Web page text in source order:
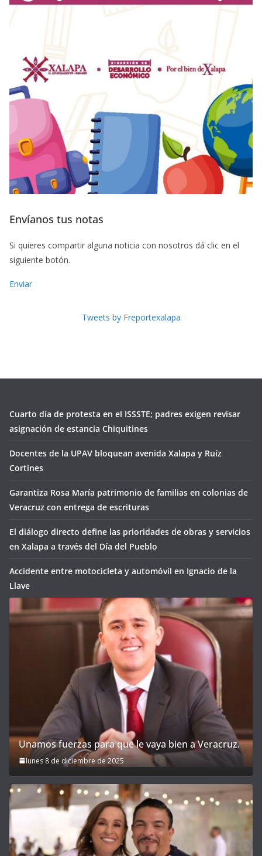
Envíanos tus notas
Si quieres compartir alguna noticia con nosotros dá clic en el
siguiente botón.
Enviar
Tweets by Freportexalapa
Cuarto día de protesta en el ISSSTE; padres exigen revisar
asignación de estancia Chiquitines
Docentes de la UPAV bloquean avenida Xalapa y Ruíz
Cortines
Garantiza Rosa María patrimonio de familias en colonias de
Veracruz con entrega de escrituras
El diálogo directo define las prioridades de obras y servicios
en Xalapa a través del Día del Pueblo
Accidente entre motocicleta y automóvil en Ignacio de la
Llave
Unamos fuerzas para que le vaya bien a Veracruz.
lunes 8 de diciembre de 2025